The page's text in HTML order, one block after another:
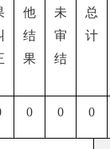
他
结
果
未
审
结
总
计
0 0 0